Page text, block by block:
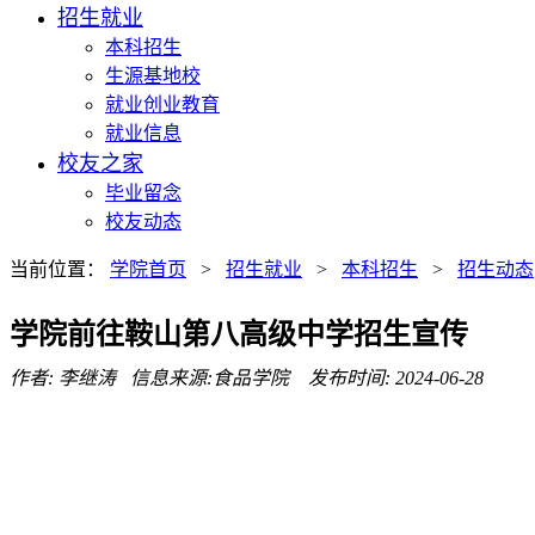
招生就业
本科招生
生源基地校
就业创业教育
就业信息
校友之家
毕业留念
校友动态
当前位置： 学院首页 > 招生就业 > 本科招生 > 招生动态
学院前往鞍山第八高级中学招生宣传
作者: 李继涛 信息来源:食品学院 发布时间: 2024-06-28